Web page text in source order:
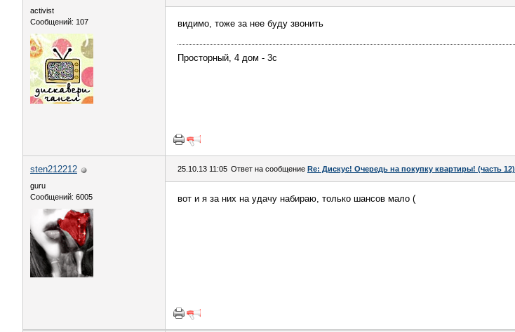
activist
Сообщений: 107
видимо, тоже за нее буду звонить
Просторный, 4 дом - 3с
sten212212
guru
Сообщений: 6005
25.10.13 11:05 Ответ на сообщение Re: Дискус! Очередь на покупку квартиры! (часть 12)
вот и я за них на удачу набираю, только шансов мало (